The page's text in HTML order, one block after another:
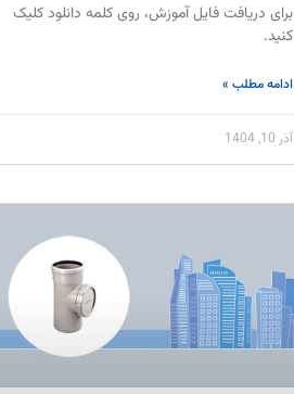
برای دریافت فایل آموزش، روی کلمه دانلود کلیک
کنید.
ادامه مطلب »
آذر 10, 1404